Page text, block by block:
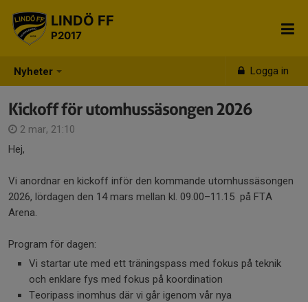
Nyheter Logga in
LINDÖ FF
P2017
Kickoff för utomhussäsongen 2026
2 mar, 21:10
Hej,
Vi anordnar en kickoff inför den kommande utomhussäsongen
2026, lördagen den 14 mars mellan kl. 09.00–11.15 på FTA
Arena.
Program för dagen:
Vi startar ute med ett träningspass med fokus på teknik
och enklare fys med fokus på koordination
Teoripass inomhus där vi går igenom vår nya